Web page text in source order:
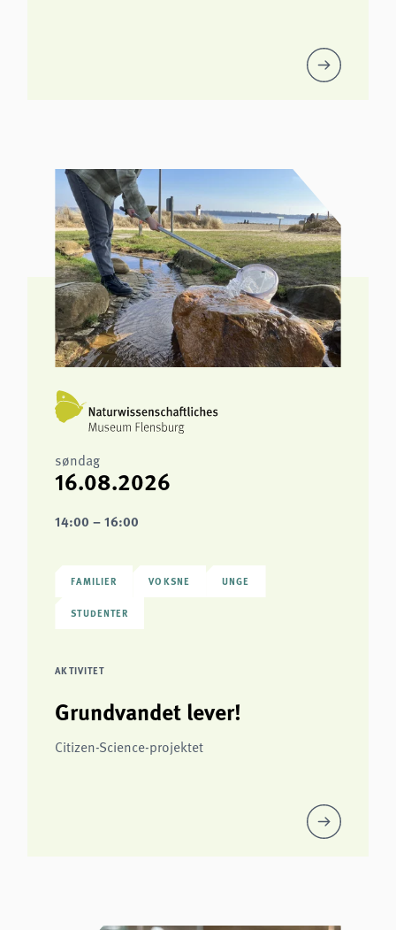
søndag
16.08.2026
14:00 – 16:00
FAMILIER VOKSNE UNGE
STUDENTER
AKTIVITET
Grundvandet lever!
Citizen-Science-projektet